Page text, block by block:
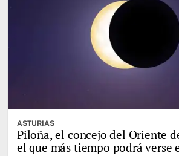
ASTURIAS
Piloña, el concejo del Oriente
el que más tiempo podrá verse